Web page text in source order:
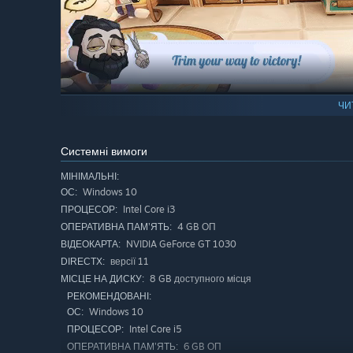
wash, and dry hair with maximum efficiency. The faster
things can get wild, and you'll need to strategize to
characters and color variations. Style your team with
become the ultimate barber crew.
Системні вимоги
МІНІМАЛЬНІ:
ОС: Windows 10
ПРОЦЕСОР: Intel Core i3
ОПЕРАТИВНА ПАМ’ЯТЬ: 4 GB ОП
ВІДЕОКАРТА: NVIDIA GeForce GT 1030
DIRECTX: версії 11
МІСЦЕ НА ДИСКУ: 8 GB доступного місця
РЕКОМЕНДОВАНІ:
ОС: Windows 10
ПРОЦЕСОР: Intel Core i5
ОПЕРАТИВНА ПАМ’ЯТЬ: 6 GB ОП